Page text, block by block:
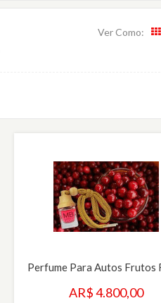
Ver Como:
Perfume Para Autos Frutos
AR$ 4.800,00